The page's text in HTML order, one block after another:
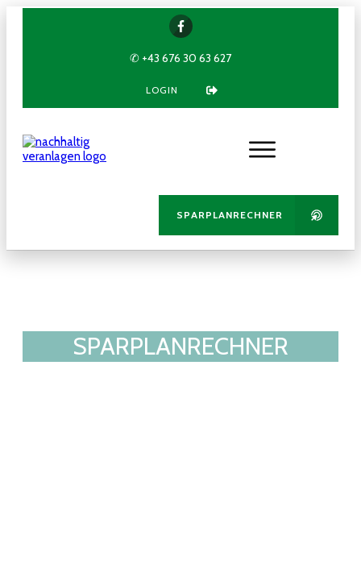
✆ +43 676 30 63 627
LOGIN
SPARPLANRECHNER
SPARPLANRECHNER